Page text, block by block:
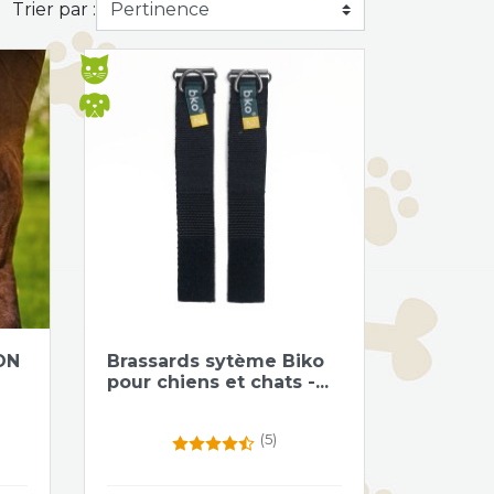
Trier par :
Aperçu rapide
Brassards sytème Biko
pour chiens et chats -...
(5)